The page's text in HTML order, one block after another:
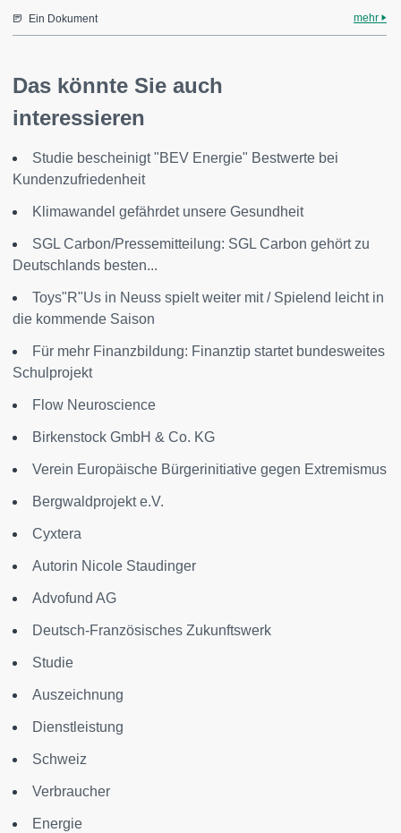
Ein Dokument mehr
Das könnte Sie auch
interessieren
Studie bescheinigt "BEV Energie" Bestwerte bei
Kundenzufriedenheit
Klimawandel gefährdet unsere Gesundheit
SGL Carbon/Pressemitteilung: SGL Carbon gehört zu
Deutschlands besten...
Toys"R"Us in Neuss spielt weiter mit / Spielend leicht in
die kommende Saison
Für mehr Finanzbildung: Finanztip startet bundesweites
Schulprojekt
Flow Neuroscience
Birkenstock GmbH & Co. KG
Verein Europäische Bürgerinitiative gegen Extremismus
Bergwaldprojekt e.V.
Cyxtera
Autorin Nicole Staudinger
Advofund AG
Deutsch-Französisches Zukunftswerk
Studie
Auszeichnung
Dienstleistung
Schweiz
Verbraucher
Energie